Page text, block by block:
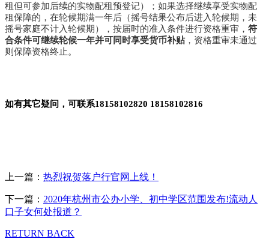
租但可参加后续的实物配租预登记）；如果选择继续享受实物配
租保障的，在轮候期满一年后（摇号结果公布后进入轮候期，未
摇号家庭不计入轮候期），按届时的准入条件进行资格重审， 符
合条件可继续轮候一年并可同时享受货币补贴，资格重审未通过
则保障资格终止。
如有其它疑问，可联系18158102820 18158102816
上一篇： 热烈祝贺落户行官网上线！
下一篇： 2020年杭州市公办小学、初中学区范围发布!流动人
口子女何处报道？
RETURN BACK